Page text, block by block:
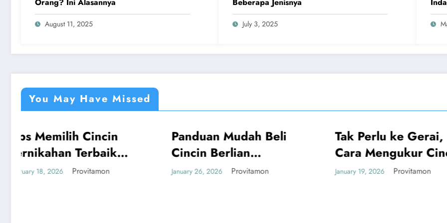
Orang? Ini Alasannya
August 11, 2025
Beberapa Jenisnya
July 3, 2025
You May Have Missed
UMUM
Panduan Mudah Beli
Cincin Berlian
Bandung yang
January 26, 2026 Provitamon
UMUM
Tak Perlu ke Gerai, Ini
Cara Mengukur Cincin
Sendiri yang Akurat
January 19, 2026 Provitamon
UMUM